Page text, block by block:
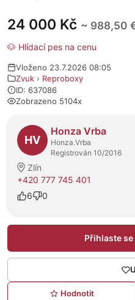
24 000 Kč ~ 988,50
🐶 Hlídací pes na cenu
Vloženo 23.7.2026 08:05
Zvuk › Reproboxy
ID: 637086
Zobrazeno 5104x
O prodejci
HV
Honza Vrba
Honza.Vrba
Registrován 10/2016
Zlín
+420 777 745 401
6
0
Přihlaste
Hodnotit